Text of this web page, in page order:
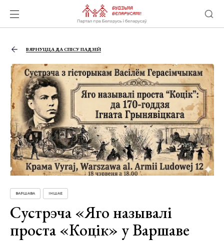
ВЯРНУЦЦА ДА СПІСУ ПАДЗЕЙ
ВАРШАВА ІНШАЕ
Сустрэча «Яго называлі
проста «Коцік» у Варшаве